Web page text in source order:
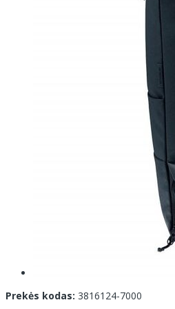
Prekės kodas: 3816124-7000